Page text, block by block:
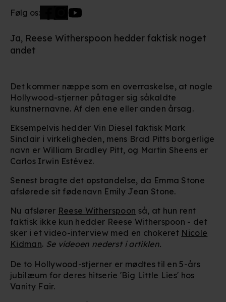
Følg os:
Ja, Reese Witherspoon hedder faktisk noget
andet
Det kommer næppe som en overraskelse, at nogle
Hollywood-stjerner påtager sig såkaldte
kunstnernavne. Af den ene eller anden årsag.
Eksempelvis hedder Vin Diesel faktisk Mark
Sinclair i virkeligheden, mens Brad Pitts borgerlige
navn er William Bradley Pitt, og Martin Sheens er
Carlos Irwin Estévez.
Senest bragte det opstandelse, da Emma Stone
afslørede sit fødenavn Emily Jean Stone.
Nu afslører Reese Witherspoon så, at hun rent
faktisk ikke kun hedder Reese Witherspoon - det
sker i et video-interview med en chokeret Nicole
Kidman. Se videoen nederst i artiklen.
De to Hollywood-stjerner er mødtes til en 5-års
jubilæum for deres hitserie 'Big Little Lies' hos
Vanity Fair.